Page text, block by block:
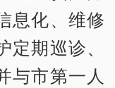
息化、维修
期巡诊、
与市第一人